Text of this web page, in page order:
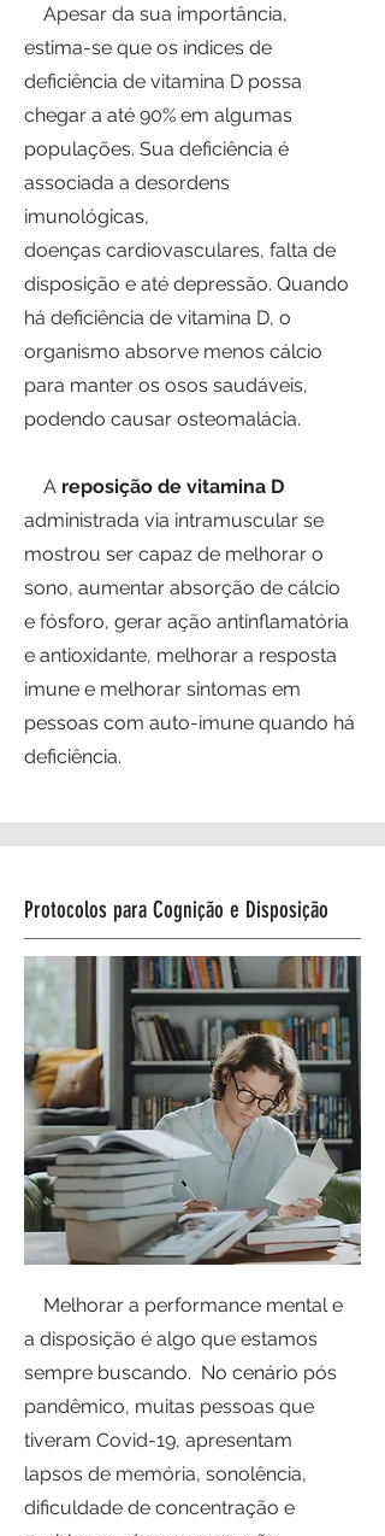
Apesar da sua importância,
estima-se que os índices de
deficiência de vitamina D possa
chegar a até 90% em algumas
populações. Sua deficiência é
associada a desordens
imunológicas,
doenças cardiovasculares, falta de
disposição e até depressão. Quando
há deficiência de vitamina D, o
organismo absorve menos cálcio
para manter os osos saudáveis,
podendo causar osteomalácia.
A reposição de vitamina D
administrada via intramuscular se
mostrou ser capaz de melhorar o
sono, aumentar absorção de cálcio
e fósforo, gerar ação antinflamatória
e antioxidante, melhorar a resposta
imune e melhorar sintomas em
pessoas com auto-imune quando há
deficiência.
Protocolos para Cognição e Disposição
Melhorar a performance mental e
a disposição é algo que estamos
sempre buscando. No cenário pós
pandêmico, muitas pessoas que
tiveram Covid-19, apresentam
lapsos de memória, sonolência,
dificuldade de concentração e